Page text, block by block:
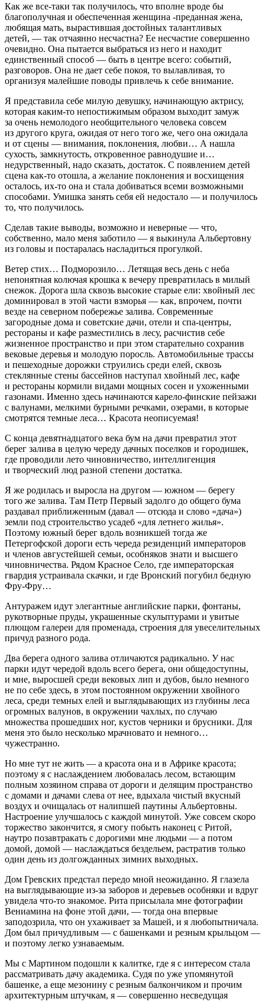
Как же все-таки так получилось, что вполне вроде бы
благополучная и обеспеченная женщина -преданная жена,
любящая мать, вырастившая достойных талантливых
детей, — так отчаянно несчастна? Ее несчастие совершенно
очевидно. Она пытается выбраться из него и находит
единственный способ — быть в центре всего: событий,
разговоров. Она не дает себе покоя, то вылавливая, то
организуя малейшие поводы привлечь к себе внимание.
Я представила себе милую девушку, начинающую актрису,
которая каким-то непостижимым образом выходит замуж
за очень немолодого необщительного человека совсем
из другого круга, ожидая от него того же, чего она ожидала
и от сцены — внимания, поклонения, любви… А нашла
сухость, замкнутость, откровенное равнодушие и…
недурственный, надо сказать, достаток. С появлением детей
сцена как-то отошла, а желание поклонения и восхищения
осталось, их-то она и стала добиваться всеми возможными
способами. Умишка занять себя ей недостало — и получилось
то, что получилось.
Сделав такие выводы, возможно и неверные — что,
собственно, мало меня заботило — я выкинула Альбертовну
из головы и постаралась насладиться прогулкой.
Ветер стих… Подморозило… Летящая весь день с неба
непонятная колючая крошка к вечеру превратилась в милый
снежок. Дорога шла сквозь высокие старые ели: хвойный лес
доминировал в этой части взморья — как, впрочем, почти
везде на северном побережье залива. Современные
загородные дома и советские дачи, отели и спа-центры,
рестораны и кафе разместились в лесу, расчистив себе
жизненное пространство и при этом старательно сохранив
вековые деревья и молодую поросль. Автомобильные трассы
и пешеходные дорожки струились среди елей, сквозь
стеклянные стены бассейнов наступал хвойный лес, кафе
и рестораны кормили видами мощных сосен и ухоженными
газонами. Именно здесь начинаются карело-финские пейзажи
с валунами, мелкими бурными речками, озерами, в которые
смотрятся темные леса… Красота неописуемая!
С конца девятнадцатого века бум на дачи превратил этот
берег залива в целую череду дачных поселков и городишек,
где проводили лето чиновничество, интеллигенция
и творческий люд разной степени достатка.
Я же родилась и выросла на другом — южном — берегу
того же залива. Там Петр Первый задолго до общего бума
раздавал приближенным (давал — отсюда и слово «дача»)
земли под строительство усадеб «для летнего жилья».
Поэтому южный берег вдоль возникшей тогда же
Петергофской дороги есть череда резиденций императоров
и членов августейшей семьи, особняков знати и высшего
чиновничества. Рядом Красное Село, где императорская
гвардия устраивала скачки, и где Вронский погубил бедную
Фру-Фру…
Антуражем идут элегантные английские парки, фонтаны,
рукотворные пруды, украшенные скульптурами и увитые
плющом галереи для променада, строения для увеселительных
причуд разного рода.
Два берега одного залива отличаются радикально. У нас
парки идут чередой вдоль всего берега, они общедоступны,
и мне, выросшей среди вековых лип и дубов, было немного
не по себе здесь, в этом постоянном окружении хвойного
леса, среди темных елей и выглядывающих из глубины леса
огромных валунов, в окружении чахлых, по случаю
множества прошедших ног, кустов черники и брусники. Для
меня это было несколько мрачновато и немного…
чужестранно.
Но мне тут не жить — а красота она и в Африке красота;
поэтому я с наслаждением любовалась лесом, встающим
полным хозяином справа от дороги и делящим пространство
с домами и дачами слева от нее, вдыхала чистый вкусный
воздух и очищалась от налипшей паутины Альбертовны.
Настроение улучшалось с каждой минутой. Уже совсем скоро
торжество закончится, я смогу побыть наконец с Ритой,
наутро позавтракать с дорогими мне людьми — а потом
домой, домой — наслаждаться бездельем, растратив только
один день из долгожданных зимних выходных.
Дом Гревских предстал передо мной неожиданно. Я глазела
на выглядывающие из-за заборов и деревьев особняки и вдруг
увидела что-то знакомое. Рита присылала мне фотографии
Вениамина на фоне этой дачи, — тогда она впервые
заподозрила, что он ухаживает за Машей, и я любопытничала.
Дом был причудливым — с башенками и резным крыльцом —
и поэтому легко узнаваемым.
Мы с Мартином подошли к калитке, где я с интересом стала
рассматривать дачу академика. Судя по уже упомянутой
башенке, а еще мезонину с резным балкончиком и прочим
архитектурным штучкам, я — совершенно несведущая